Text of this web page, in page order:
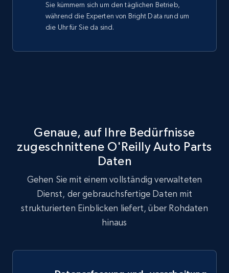
Sie kümmern sich um den täglichen Betrieb,
während die Experten von Bright Data rund um
die Uhr für Sie da sind.
Genaue, auf Ihre Bedürfnisse
zugeschnittene O'Reilly Auto Parts
Daten
Gehen Sie mit einem vollständig verwalteten
Dienst, der gebrauchsfertige Daten mit
strukturierten Einblicken liefert, über Rohdaten
hinaus